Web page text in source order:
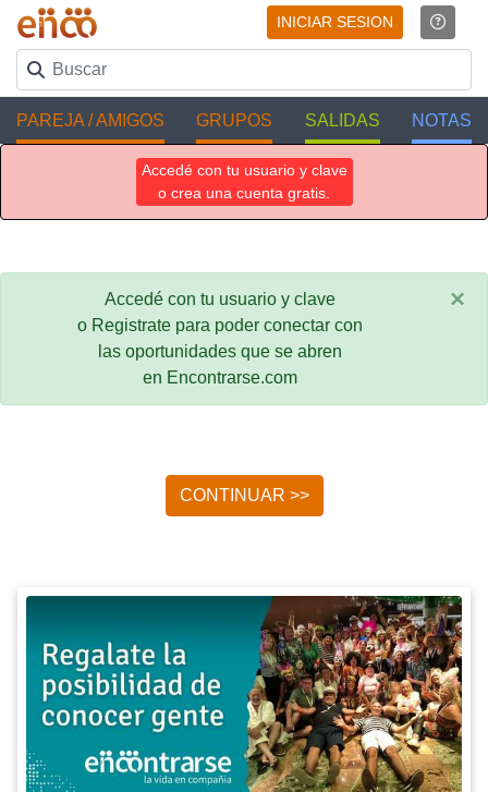
INICIAR SESION
PAREJA / AMIGOS GRUPOS SALIDAS NOTAS
Accedé con tu usuario y clave
o crea una cuenta gratis.
Accedé con tu usuario y clave
o Registrate para poder conectar con
las oportunidades que se abren
en Encontrarse.com
×
CONTINUAR >>